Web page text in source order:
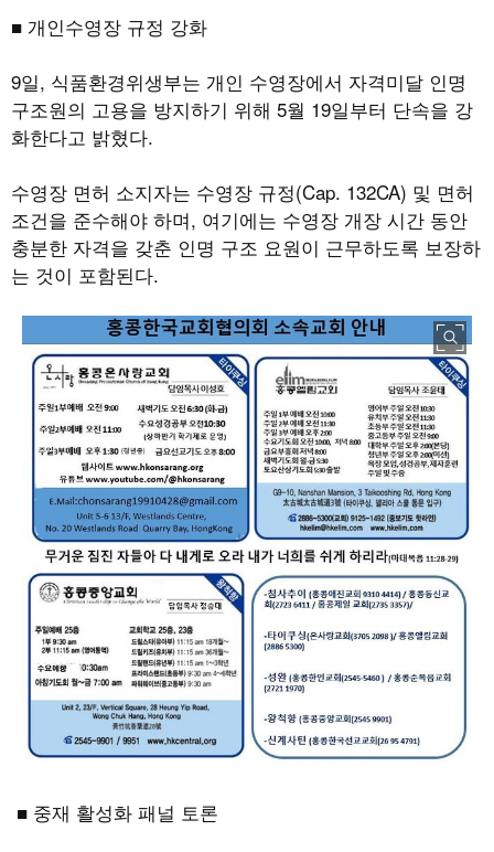
■ 개인수영장 규정 강화
9일, 식품환경위생부는 개인 수영장에서 자격미달 인명
구조원의 고용을 방지하기 위해 5월 19일부터 단속을 강
화한다고 밝혔다.
수영장 면허 소지자는 수영장 규정(Cap. 132CA) 및 면허
조건을 준수해야 하며, 여기에는 수영장 개장 시간 동안
충분한 자격을 갖춘 인명 구조 요원이 근무하도록 보장하
는 것이 포함된다.
■ 중재 활성화 패널 토론